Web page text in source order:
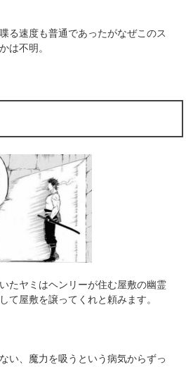
る速度も普通であったがなぜこのス
は不明。
たヤミはヘンリーが住む屋敷の幽霊
て屋敷を譲ってくれと頼みます。
い、魔力を吸うという病気からずっ